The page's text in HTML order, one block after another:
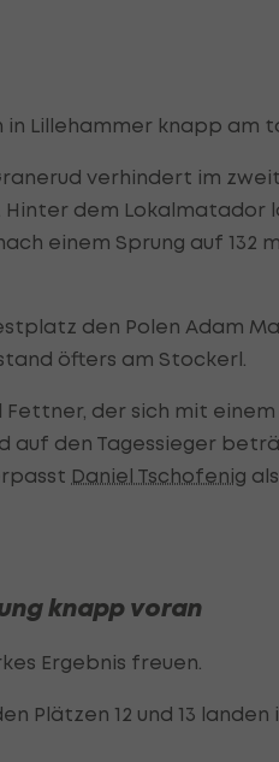
Lillehammer knapp am
verhindert im
Hinter dem
einem Sprung auf 132
den Polen Adam
öfters am Stockerl.
der sich mit einem
auf den Tagessieger
Daniel Tschofenig
knapp voran
Ergebnis freuen.
Plätzen 12 und 13